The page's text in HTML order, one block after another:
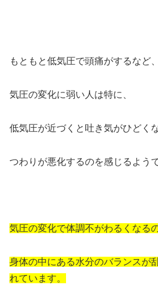
もともと低気圧で頭痛がするなど、
気圧の変化に弱い人は特に、
低気圧が近づくと吐き気がひどく
つわりが悪化するのを感じるようで
気圧の変化で体調不がわるくなるの
身体の中にある水分のバランスが
れています。